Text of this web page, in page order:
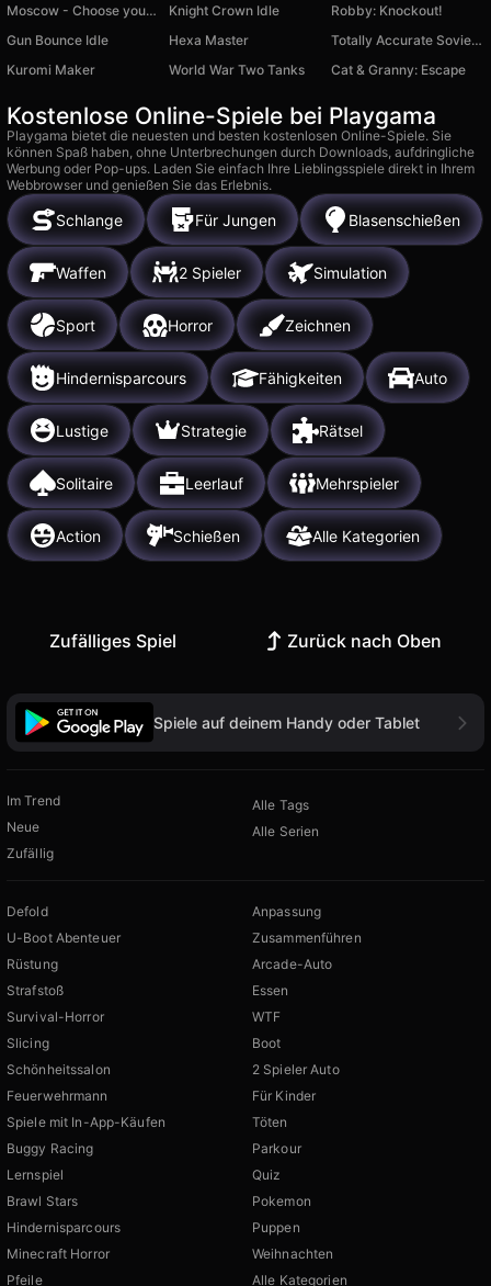
Moscow - Choose your path
Knight Crown Idle
Robby: Knockout!
Gun Bounce Idle
Hexa Master
Totally Accurate Soviet Battle Simulator
Kuromi Maker
World War Two Tanks Cat & Granny: Escape
Kostenlose Online-Spiele bei Playgama
Playgama bietet die neuesten und besten kostenlosen Online-Spiele. Sie
können Spaß haben, ohne Unterbrechungen durch Downloads, aufdringliche
Werbung oder Pop-ups. Laden Sie einfach Ihre Lieblingsspiele direkt in Ihrem
Webbrowser und genießen Sie das Erlebnis.
Schlange Für Jungen Blasenschießen
Waffen 2 Spieler Simulation
Sport Horror Zeichnen
Hindernisparcours Fähigkeiten Auto
Lustige Strategie Rätsel
Solitaire Leerlauf Mehrspieler
Action Schießen Alle Kategorien
Zufälliges Spiel Zurück nach Oben
Spiele auf deinem Handy oder Tablet
Im Trend
Neue
Zufällig
Alle Tags
Alle Serien
Defold
U-Boot Abenteuer
Rüstung
Strafstoß
Survival-Horror
Slicing
Schönheitssalon
Feuerwehrmann
Spiele mit In-App-Käufen
Buggy Racing
Lernspiel
Brawl Stars
Hindernisparcours
Minecraft Horror
Pfeile
Anpassung
Zusammenführen
Arcade-Auto
Essen
WTF
Boot
2 Spieler Auto
Für Kinder
Töten
Parkour
Quiz
Pokemon
Puppen
Weihnachten
Alle Kategorien